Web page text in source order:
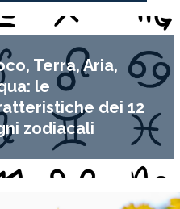
Terra, Aria,
le
dei 12
zodiacali